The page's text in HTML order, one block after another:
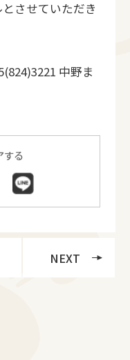
させていただき
中野ま
する
NEXT